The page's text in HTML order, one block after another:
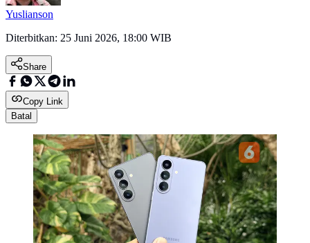
Yuslianson
Diterbitkan: 25 Juni 2026, 18:00 WIB
Share
Copy Link
Batal